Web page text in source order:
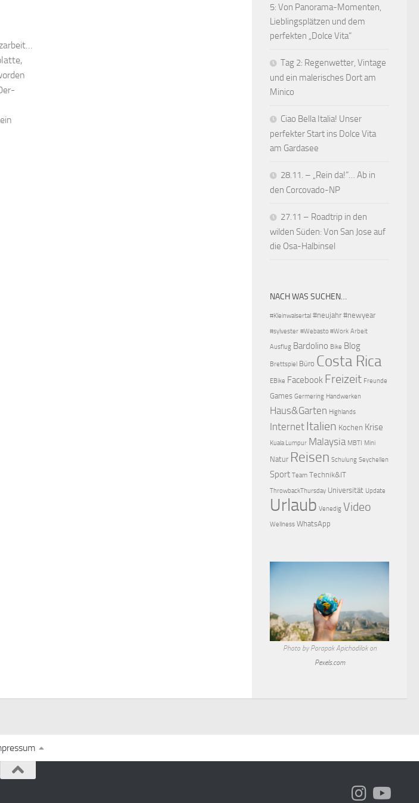
5: Von Panorama-Momenten,
Lieblingsplätzen und dem
perfekten „Dolce Vita“
Tag 2: Regenwetter, Vintage
und ein malerisches Dort am
Minico
Ciao Bella Italia! Unser
perfekter Start ins Dolce Vita
am Gardasee
28.11. – „Rein da!“… Ab in
den Corcovado-NP
27.11 – Roadtrip in den
wilden Süden: Von San Jose auf
die Osa-Halbinsel
NACH WAS SUCHEN…
#Kleinwalsertal #neujahr #newyear
#sylvester #Webasto #Work Arbeit
Ausflug Bardolino Bike Blog
Brettspiel Büro Costa Rica
EBike Facebook Freizeit Freunde
Games Germering Handwerken
Haus&Garten Highlands
Internet Italien Kochen Krise
Kuala Lumpur Malaysia MBTI Mini
Natur Reisen Schulung Seychellen
Sport Team Technik&IT
ThrowbackThursday Universität Update
Urlaub Venedig Video
Wellness WhatsApp
Photo by Porapak Apichodilok on
Pexels.com